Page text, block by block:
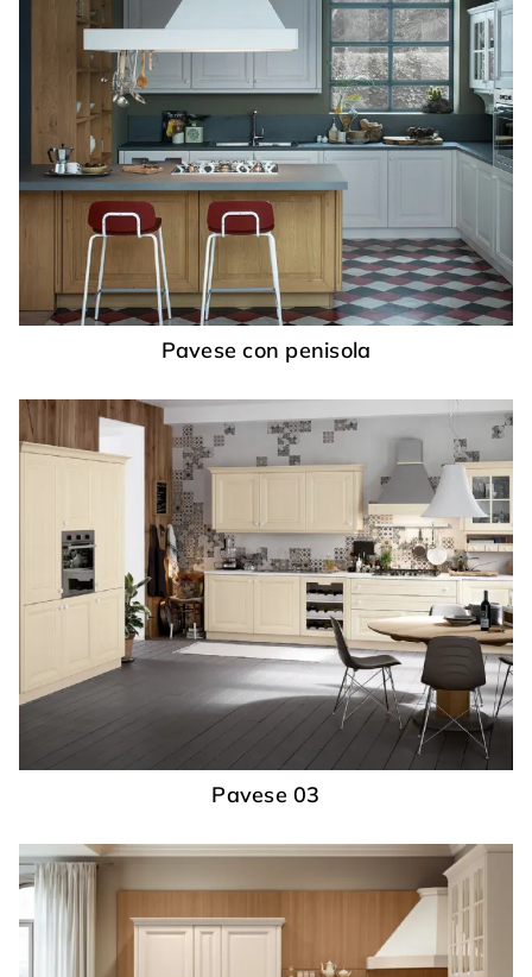
Pavese con penisola
Pavese 03